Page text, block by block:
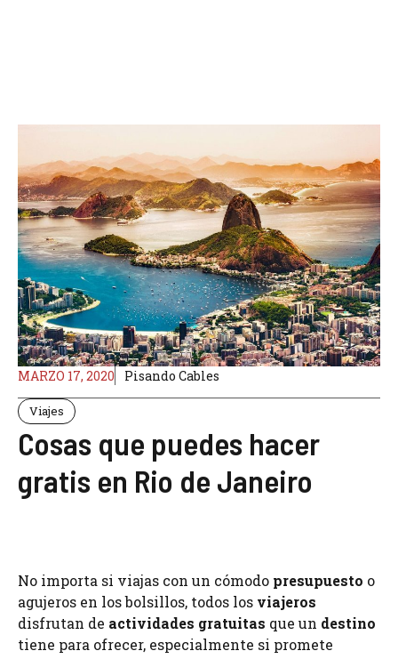
MARZO 17, 2020 Pisando Cables
Viajes
Cosas que puedes hacer
gratis en Rio de Janeiro
No importa si viajas con un cómodo presupuesto o
agujeros en los bolsillos, todos los viajeros
disfrutan de actividades gratuitas que un destino
tiene para ofrecer, especialmente si promete